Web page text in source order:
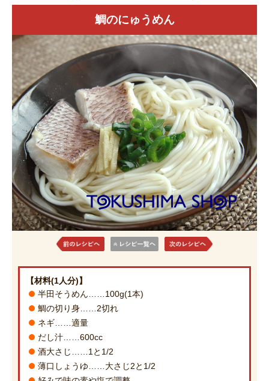
鯛のにゅうめん
【材料(1人分)】
半田そうめん……100g(1本)
鯛の切り身……2切れ
ネギ……適量
だし汁……600cc
酒大さじ……1と1/2
薄口しょうゆ……大さじ2と1/2